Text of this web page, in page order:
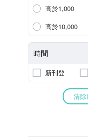
高於1,000
高於10,000
時間
新刊登
清